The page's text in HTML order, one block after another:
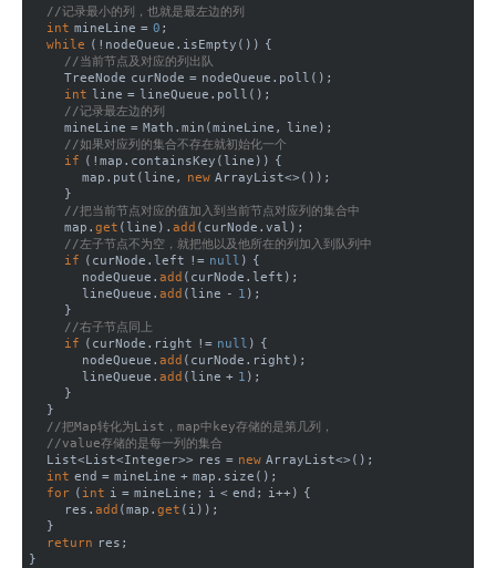
//记录最小的列，也就是最左边的列
int mineLine = 0 ;
while (!nodeQueue.isEmpty()) {
//当前节点及对应的列出队
TreeNode curNode = nodeQueue.poll();
int line = lineQueue.poll();
//记录最左边的列
mineLine = Math.min(mineLine, line);
//如果对应列的集合不存在就初始化一个
if (!map.containsKey(line)) {
map.put(line,
new ArrayList<>());
}
//把当前节点对应的值加入到当前节点对应列的集合中
map. get (line). add (curNode.val);
//左子节点不为空，就把他以及他所在的列加入到队列中
if (curNode.left != null ) {
nodeQueue. add (curNode.left);
lineQueue. add (line - 1 );
}
//右子节点同上
if (curNode.right != null ) {
nodeQueue. add (curNode.right);
lineQueue. add (line + 1 );
}
}
//把Map转化为List，map中key存储的是第几列，
//value存储的是每一列的集合
List<List<Integer>> res = new ArrayList<>();
int end = mineLine + map.size();
for ( int i = mineLine; i < end; i++) {
res. add (map. get (i));
}
return res;
}